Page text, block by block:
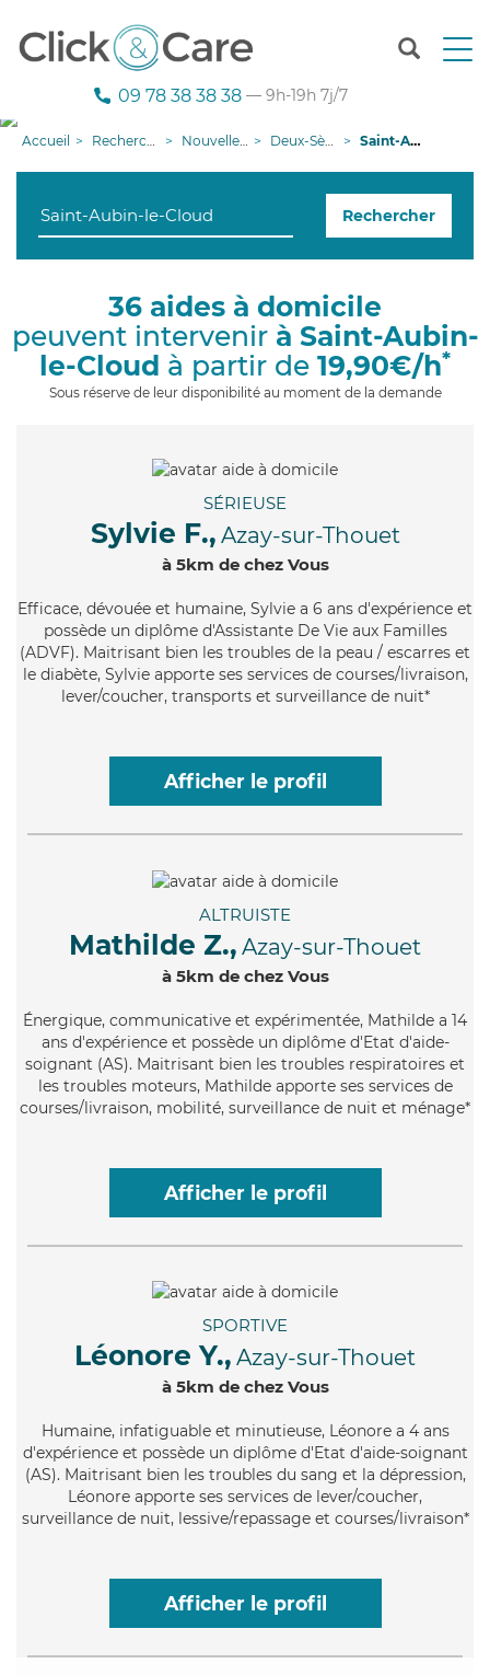
T
n
g
i
09 78 38 38 38 — 9h-19h 7j/7
Accueil Recherche aide à domicile Nouvelle-Aquitaine Deux-Sèvres Saint-Aubin-le-Cloud
Rechercher
36 aides à domicile
peuvent intervenir à Saint-Aubin-
le-Cloud à partir de 19,90€/h*
Sous réserve de leur disponibilité au moment de la demande
SÉRIEUSE
Sylvie F., Azay-sur-Thouet
à 5km de chez Vous
Efficace, dévouée et humaine, Sylvie a 6 ans d'expérience et
possède un diplôme d'Assistante De Vie aux Familles
(ADVF). Maitrisant bien les troubles de la peau / escarres et
le diabète, Sylvie apporte ses services de courses/livraison,
lever/coucher, transports et surveillance de nuit*
Afficher le profil
ALTRUISTE
Mathilde Z., Azay-sur-Thouet
à 5km de chez Vous
Énergique, communicative et expérimentée, Mathilde a 14
ans d'expérience et possède un diplôme d'Etat d'aide-
soignant (AS). Maitrisant bien les troubles respiratoires et
les troubles moteurs, Mathilde apporte ses services de
courses/livraison, mobilité, surveillance de nuit et ménage*
Afficher le profil
SPORTIVE
Léonore Y., Azay-sur-Thouet
à 5km de chez Vous
Humaine, infatiguable et minutieuse, Léonore a 4 ans
d'expérience et possède un diplôme d'Etat d'aide-soignant
(AS). Maitrisant bien les troubles du sang et la dépression,
Léonore apporte ses services de lever/coucher,
surveillance de nuit, lessive/repassage et courses/livraison*
Afficher le profil